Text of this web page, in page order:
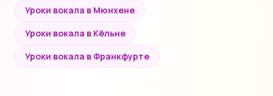
Уроки вокала в Мюнхене
Уроки вокала в Кёльне
Уроки вокала в Франкфурте